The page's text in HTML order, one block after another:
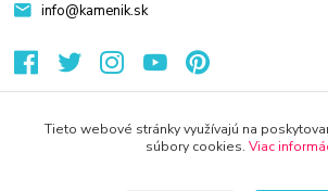
info@kamenik.sk
Tieto webové stránky využívajú na
súbory cookies. Viac